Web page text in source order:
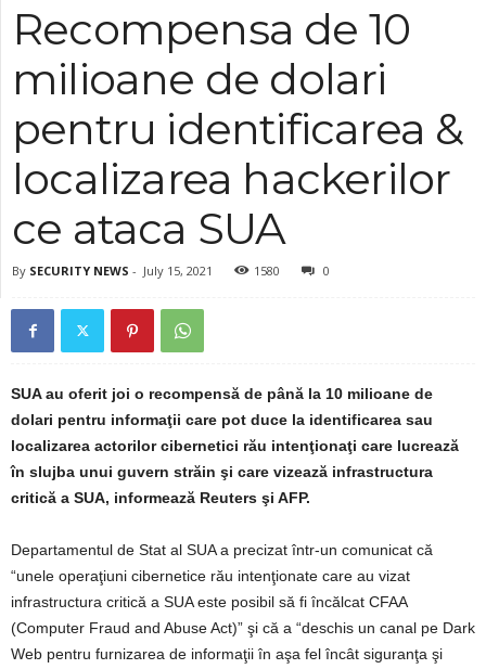
Recompensa de 10
milioane de dolari
pentru identificarea &
localizarea hackerilor
ce ataca SUA
By SECURITY NEWS - July 15, 2021 1580 0
SUA au oferit joi o recompensă de până la 10 milioane de
dolari pentru informaţii care pot duce la identificarea sau
localizarea actorilor cibernetici rău intenţionaţi care lucrează
în slujba unui guvern străin şi care vizează infrastructura
critică a SUA, informează Reuters şi AFP.
Departamentul de Stat al SUA a precizat într-un comunicat că
“unele operaţiuni cibernetice rău intenţionate care au vizat
infrastructura critică a SUA este posibil să fi încălcat CFAA
(Computer Fraud and Abuse Act)” şi că a “deschis un canal pe Dark
Web pentru furnizarea de informaţii în aşa fel încât siguranţa şi